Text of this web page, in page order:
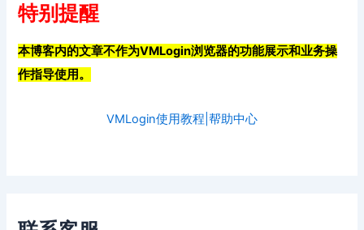
特别提醒
本博客内的文章不作为VMLogin浏览器的功能展示和业务操
作指导使用。
VMLogin使用教程|帮助中心